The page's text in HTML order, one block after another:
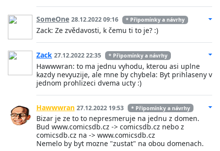
SomeOne 28.12.2022 09:16 * Připomínky a návrhy
Zack: Ze zvědavosti, k čemu ti to je? :)
Zack 27.12.2022 22:35 * Připomínky a návrhy
Hawwwran: to ma jednu vyhodu, kterou asi uplne
kazdy nevyuzije, ale mne by chybela: Byt prihlaseny v
jednom prohlizeci dvema ucty :)
Hawwwran 27.12.2022 19:53 * Připomínky a návrhy
Bizar je ze to to nepresmeruje na jednu z domen.
Bud www.comicsdb.cz -> comicsdb.cz nebo z
comicsdb.cz na -> www.comicsdb.cz
Nemelo by byt mozne "zustat" na obou domenach.